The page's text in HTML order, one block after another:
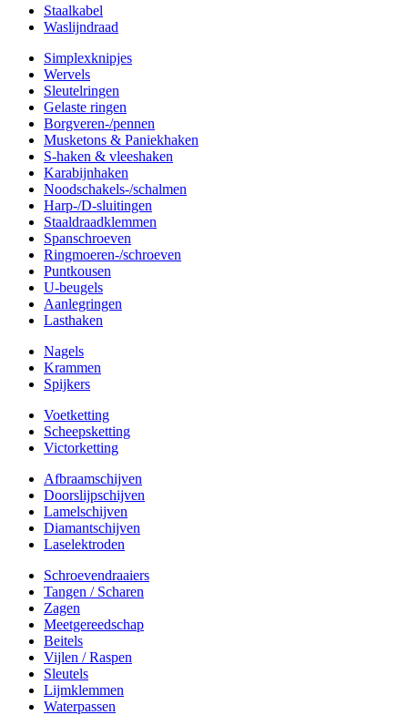
Staalkabel
Waslijndraad
Simplexknipjes
Wervels
Sleutelringen
Gelaste ringen
Borgveren-/pennen
Musketons & Paniekhaken
S-haken & vleeshaken
Karabijnhaken
Noodschakels-/schalmen
Harp-/D-sluitingen
Staaldraadklemmen
Spanschroeven
Ringmoeren-/schroeven
Puntkousen
U-beugels
Aanlegringen
Lasthaken
Nagels
Krammen
Spijkers
Voetketting
Scheepsketting
Victorketting
Afbraamschijven
Doorslijpschijven
Lamelschijven
Diamantschijven
Laselektroden
Schroevendraaiers
Tangen / Scharen
Zagen
Meetgereedschap
Beitels
Vijlen / Raspen
Sleutels
Lijmklemmen
Waterpassen